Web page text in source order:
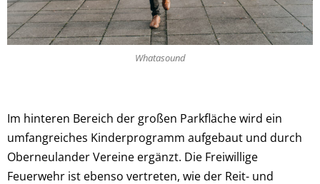
Whatasound
Im hinteren Bereich der großen Parkfläche wird ein
umfangreiches Kinderprogramm aufgebaut und durch
Oberneulander Vereine ergänzt. Die Freiwillige
Feuerwehr ist ebenso vertreten, wie der Reit- und